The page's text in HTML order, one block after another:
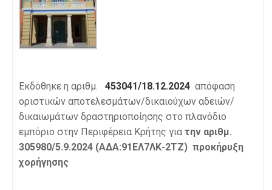
Εκδόθηκε η αριθμ. 453041/18.12.2024 απόφαση
οριστικών αποτελεσμάτων/δικαιούχων αδειών/
δικαιωμάτων δραστηριοποίησης στο πλανόδιο
εμπόριο στην Περιφέρεια Κρήτης για την αριθμ.
305980/5.9.2024 (ΑΔΑ:91ΕΛ7ΛΚ-2ΤΖ) προκήρυξη
χορήγησης